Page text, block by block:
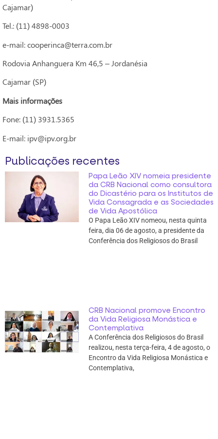
Cajamar)
Tel.: (11) 4898-0003
e-mail: cooperinca@terra.com.br
Rodovia Anhanguera Km 46,5 – Jordanésia
Cajamar (SP)
Mais informações
Fone: (11) 3931.5365
E-mail: ipv@ipv.org.br
Publicações recentes
Papa Leão XIV nomeia presidente
da CRB Nacional como consultora
do Dicastério para os Institutos de
Vida Consagrada e as Sociedades
de Vida Apostólica
O Papa Leão XIV nomeou, nesta quinta
feira, dia 06 de agosto, a presidente da
Conferência dos Religiosos do Brasil
CRB Nacional promove Encontro
da Vida Religiosa Monástica e
Contemplativa
A Conferência dos Religiosos do Brasil
realizou, nesta terça-feira, 4 de agosto, o
Encontro da Vida Religiosa Monástica e
Contemplativa,